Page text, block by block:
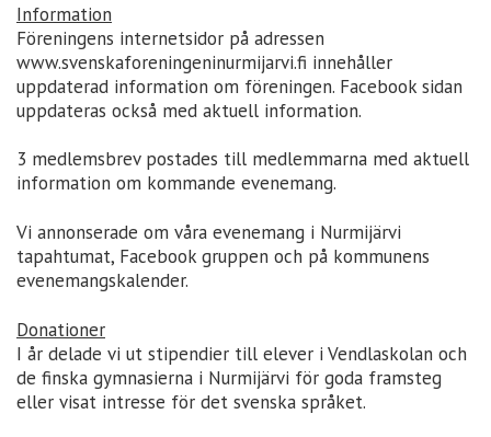
Information
Föreningens internetsidor på adressen
www.svenskaforeningeninurmijarvi.fi innehåller
uppdaterad information om föreningen. Facebook sidan
uppdateras också med aktuell information.
3 medlemsbrev postades till medlemmarna med aktuell
information om kommande evenemang.
Vi annonserade om våra evenemang i Nurmijärvi
tapahtumat, Facebook gruppen och på kommunens
evenemangskalender.
Donationer
I år delade vi ut stipendier till elever i Vendlaskolan och
de finska gymnasierna i Nurmijärvi för goda framsteg
eller visat intresse för det svenska språket.